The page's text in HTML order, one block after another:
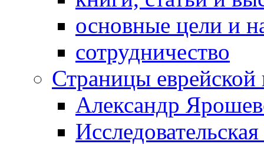
основные цели и
сотрудничество
Страницы
Александр